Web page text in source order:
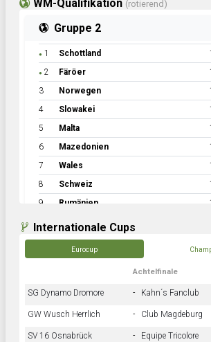
WM-Qualifikation (rotierend)
Gruppe 2
● 1 Schottland
● 2 Färöer
3 Norwegen
4 Slowakei
5 Malta
6 Mazedonien
7 Wales
8 Schweiz
9 Rumänien
Internationale Cups
Eurocup
Achtelfinale
SG Dynamo Dromore - Kahn´s Fanclub
GW Wusch Herrlich - Club Magdeburg
SV 16 Osnabrück - Equipe Tricolore